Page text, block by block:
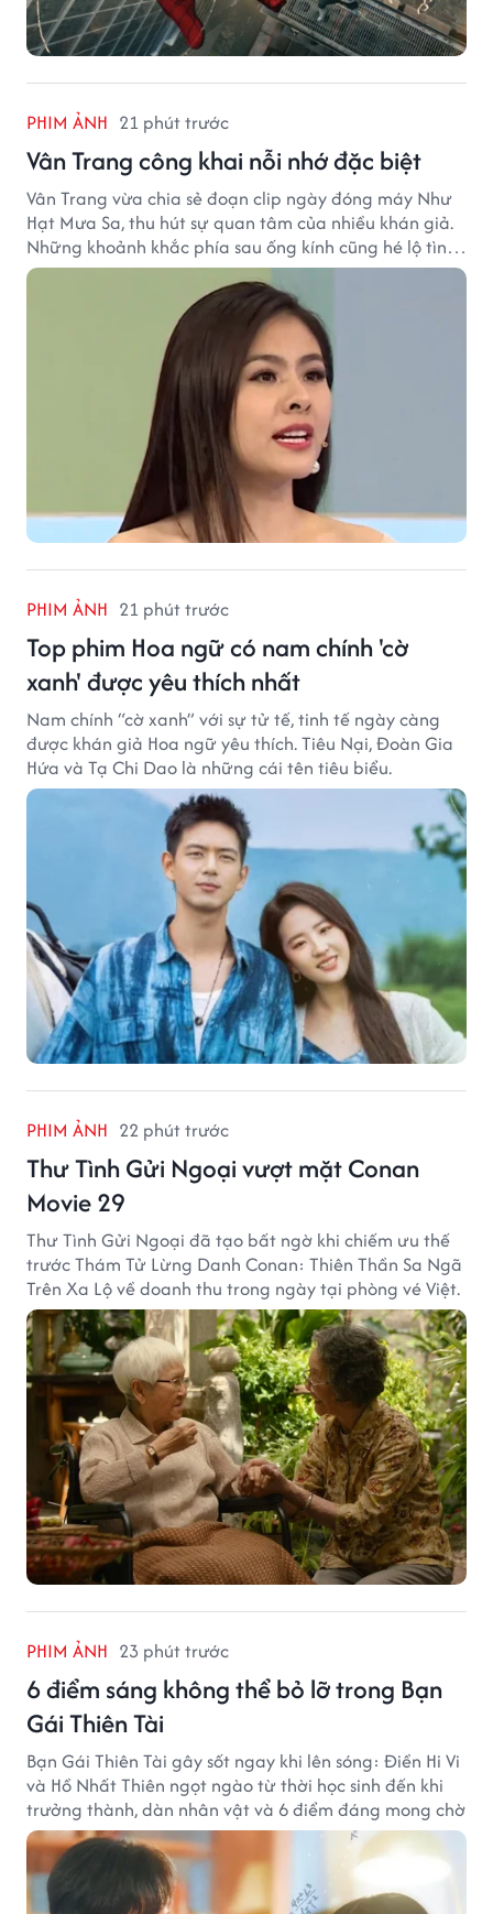
PHIM ẢNH 21 phút trước
Vân Trang công khai nỗi nhớ đặc biệt
Vân Trang vừa chia sẻ đoạn clip ngày đóng máy Như
Hạt Mưa Sa, thu hút sự quan tâm của nhiều khán giả.
Những khoảnh khắc phía sau ống kính cũng hé lộ tình
cảm đặc biệt mà nữ diễn viên dành cho ê-kíp bộ phim.
PHIM ẢNH 21 phút trước
Top phim Hoa ngữ có nam chính 'cờ
xanh' được yêu thích nhất
Nam chính “cờ xanh” với sự tử tế, tinh tế ngày càng
được khán giả Hoa ngữ yêu thích. Tiêu Nại, Đoàn Gia
Hứa và Tạ Chi Dao là những cái tên tiêu biểu.
PHIM ẢNH 22 phút trước
Thư Tình Gửi Ngoại vượt mặt Conan
Movie 29
Thư Tình Gửi Ngoại đã tạo bất ngờ khi chiếm ưu thế
trước Thám Tử Lừng Danh Conan: Thiên Thần Sa Ngã
Trên Xa Lộ về doanh thu trong ngày tại phòng vé Việt.
PHIM ẢNH 23 phút trước
6 điểm sáng không thể bỏ lỡ trong Bạn
Gái Thiên Tài
Bạn Gái Thiên Tài gây sốt ngay khi lên sóng: Điền Hi Vi
và Hồ Nhất Thiên ngọt ngào từ thời học sinh đến khi
trưởng thành, dàn nhân vật và 6 điểm đáng mong chờ